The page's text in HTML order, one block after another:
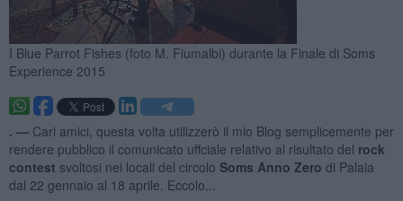
I Blue Parrot Fishes (foto M. Fiumalbi) durante la Finale di Soms
Experience 2015
. — Cari amici, questa volta utilizzerò il mio Blog semplicemente per
rendere pubblico il comunicato uffciale relativo al risultato del rock
contest svoltosi nei locali del circolo Soms Anno Zero di Palaia
dal 22 gennaio al 18 aprile. Eccolo...